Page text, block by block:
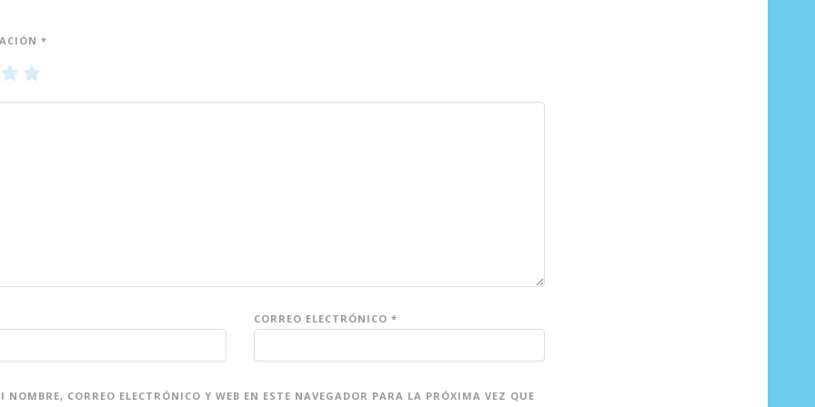
*
3
4
de de
CORREO ELECTRÓNICO *
NOMBRE, CORREO ELECTRÓNICO Y WEB EN ESTE NAVEGADOR PARA LA PRÓXIMA VEZ QUE